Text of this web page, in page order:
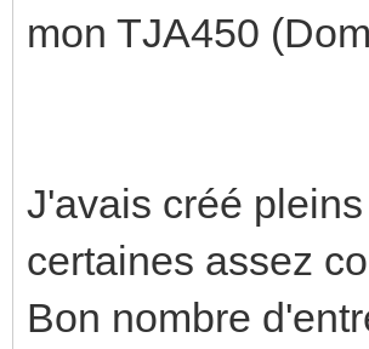
mon TJA450
J'avais créé
certaines assez
Bon nombre